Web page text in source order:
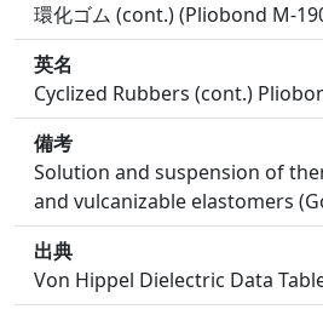
環化ゴム (cont.) (Pliobond M-
英名
Cyclized Rubbers (cont.)
備考
Solution and suspension of
and vulcanizable elastomers
出典
Von Hippel Dielectric Data